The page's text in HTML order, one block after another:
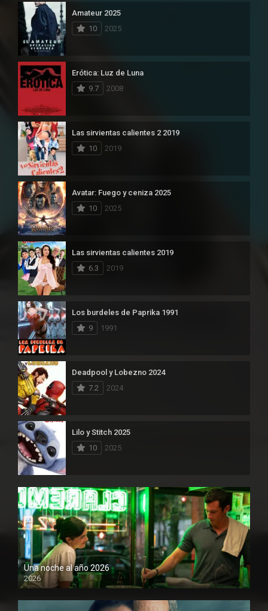
Amateur 2025
10
2025
Erótica: Luz de Luna
9.7
2008
Las sirvientas calientes 2 2019
10
2019
Avatar: Fuego y ceniza 2025
10
2025
Las sirvientas calientes 2019
6.3
2019
Los burdeles de Paprika 1991
9
1991
Deadpool y Lobezno 2024
7.2
2024
Lilo y Stitch 2025
10
2025
Una noche al año 2026
2026
1080P